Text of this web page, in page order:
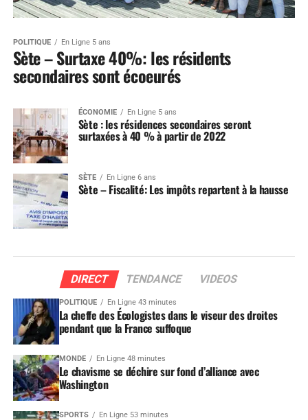
POLITIQUE En Ligne 5 ans
Sète – Surtaxe 40%: les résidents
secondaires sont écoeurés
ÉCONOMIE En Ligne 5 ans
Sète : les résidences secondaires seront
surtaxées à 40 % à partir de 2022
SÈTE En Ligne 6 ans
Sète – Fiscalité: Les impôts repartent à la hausse
DIRECT TENDANCE VIDEOS
POLITIQUE En Ligne 43 minutes
La cheffe des Écologistes dans le viseur des droites
pendant que la France suffoque
MONDE En Ligne 48 minutes
Le chavisme se déchire sur fond d’alliance avec
Washington
SPORTS En Ligne 53 minutes